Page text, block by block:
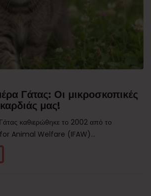
Γάτας: Οι μικροσκοπικές
μας!
καθιερώθηκε το 2002 από το
Animal Welfare (IFAW)...